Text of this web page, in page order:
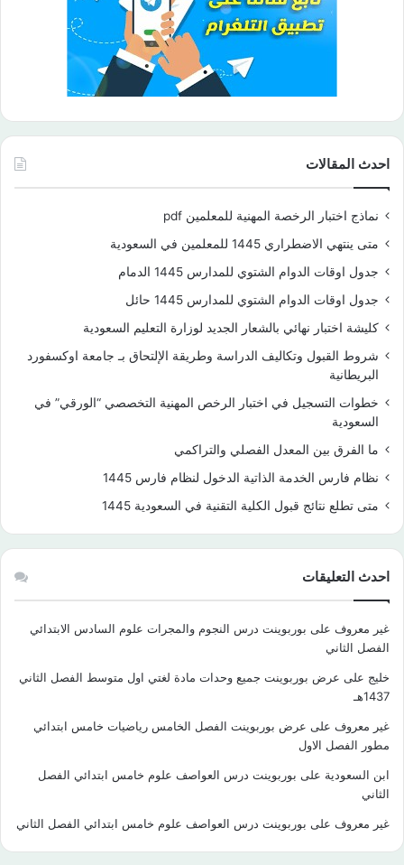
احدث المقالات
نماذج اختبار الرخصة المهنية للمعلمين pdf
متى ينتهي الاضطراري 1445 للمعلمين في السعودية
جدول اوقات الدوام الشتوي للمدارس 1445 الدمام
جدول اوقات الدوام الشتوي للمدارس 1445 حائل
كليشة اختبار نهائي بالشعار الجديد لوزارة التعليم السعودية
شروط القبول وتكاليف الدراسة وطريقة الإلتحاق بـ جامعة اوكسفورد
البريطانية
خطوات التسجيل في اختبار الرخص المهنية التخصصي “الورقي” في
السعودية
ما الفرق بين المعدل الفصلي والتراكمي
نظام فارس الخدمة الذاتية الدخول لنظام فارس 1445
متى تطلع نتائج قبول الكلية التقنية في السعودية 1445
احدث التعليقات
غير معروف على بوربوينت درس النجوم والمجرات علوم السادس الابتدائي
الفصل الثاني
خليج على عرض بوربوينت جميع وحدات مادة لغتي اول متوسط الفصل الثاني
1437هـ
غير معروف على عرض بوربوينت الفصل الخامس رياضيات خامس ابتدائي
مطور الفصل الاول
ابن السعودية على بوربوينت درس العواصف علوم خامس ابتدائي الفصل
الثاني
غير معروف على بوربوينت درس العواصف علوم خامس ابتدائي الفصل الثاني